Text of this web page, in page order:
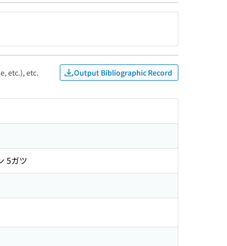
etc.), etc. Output Bibliographic Record
5ガツ